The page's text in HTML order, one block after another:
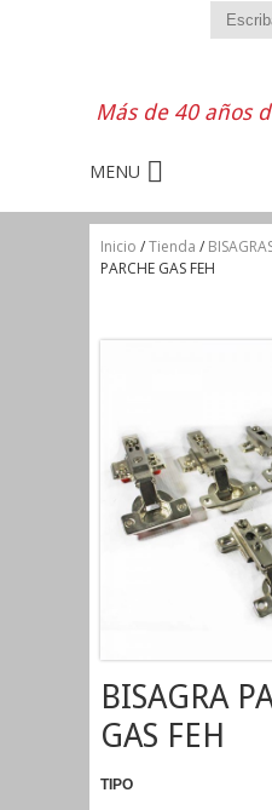
Buscar
Más de 40 años
Inicio /Tienda /
PARCHE GAS FEH
BISAGRA
GAS FEH
TIPO